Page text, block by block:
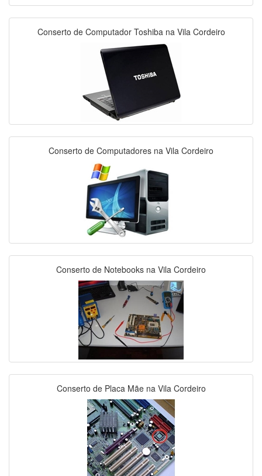
Conserto de Computador Toshiba na Vila Cordeiro
Conserto de Computadores na Vila Cordeiro
Conserto de Notebooks na Vila Cordeiro
Conserto de Placa Mãe na Vila Cordeiro